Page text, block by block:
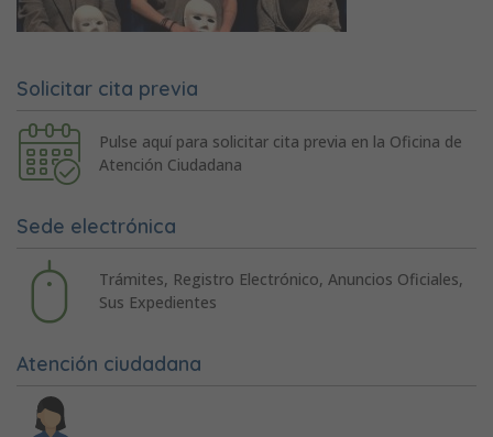
Solicitar cita previa
Pulse aquí para solicitar cita previa en la Oficina de
Atención Ciudadana
Sede electrónica
Trámites, Registro Electrónico, Anuncios Oficiales,
Sus Expedientes
Atención ciudadana